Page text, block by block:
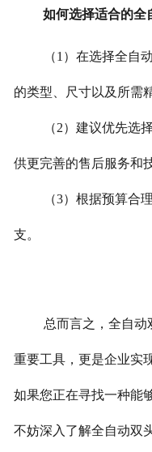
如何选择适合的全
（1）在选择全自
的类型、尺寸以及所需
（2）建议优先选
供更完善的售后服务和
（3）根据预算合
支。
总而言之，全自动
重要工具，更是企业实
如果您正在寻找一种能
不妨深入了解全自动双